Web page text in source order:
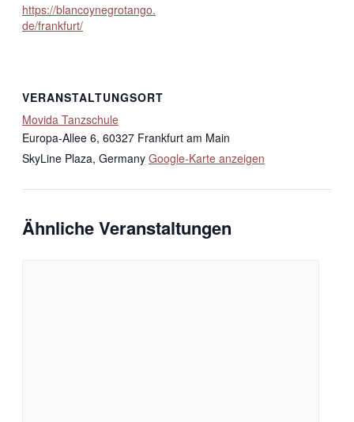
https://blancoynegrotango.
de/frankfurt/
VERANSTALTUNGSORT
Movida Tanzschule
Europa-Allee 6, 60327 Frankfurt am Main
SkyLine Plaza, Germany Google-Karte anzeigen
Ähnliche Veranstaltungen